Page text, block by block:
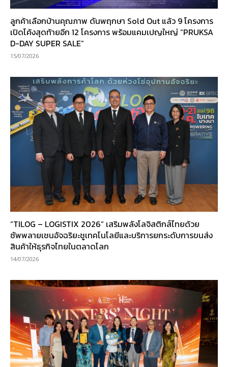
ลูกค้าเลือกบ้านคุณภาพ ดันพฤกษา Sold Out แล้ว 9 โครงการ
เปิดโค้งสุดท้ายอีก 12 โครงการ พร้อมแคมเปญใหญ่ “PRUKSA
D-DAY SUPER SALE”
15/07/2026
“TILOG – LOGISTIX 2026” เสริมพลังโลจิสติกส์ไทยด้วย
ซัพพลายเชนอัจฉริยะชูเทคโนโลยีและบริการยกระดับการขนส่ง
สินค้าให้ธุรกิจไทยในตลาดโลก
14/07/2026